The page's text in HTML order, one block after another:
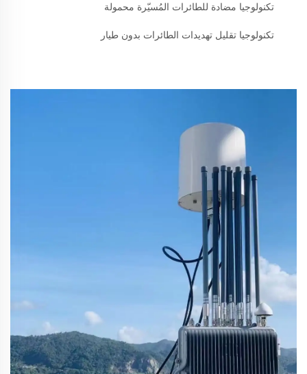
تكنولوجيا مضادة للطائرات المُسيّرة محمولة
تكنولوجيا تقليل تهديدات الطائرات بدون طيار